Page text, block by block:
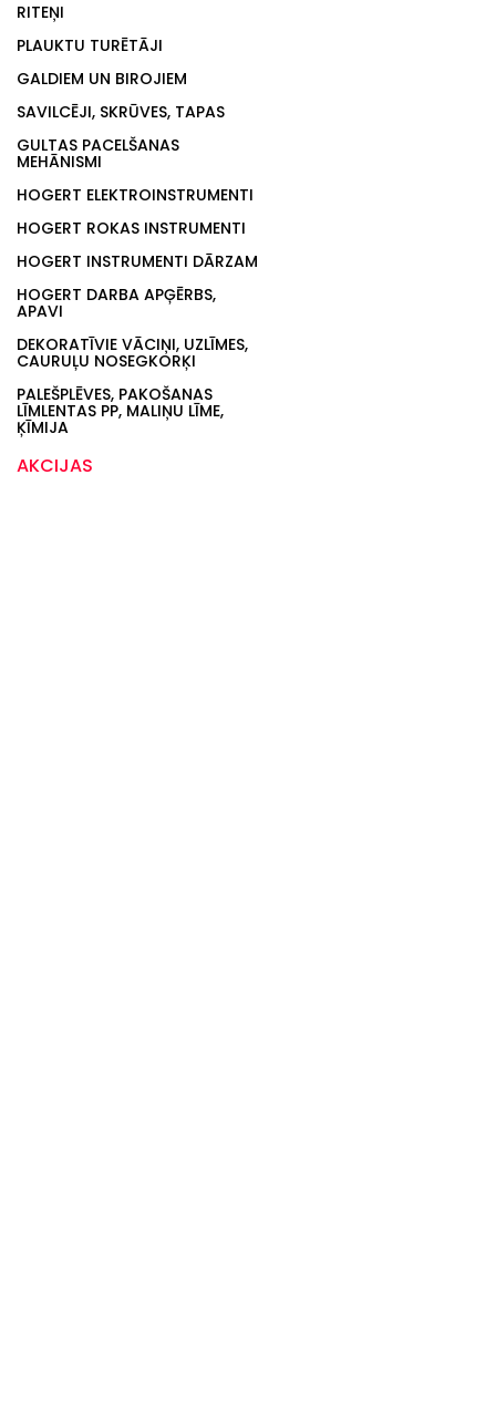
RITEŅI
PLAUKTU TURĒTĀJI
GALDIEM UN BIROJIEM
SAVILCĒJI, SKRŪVES, TAPAS
GULTAS PACELŠANAS
MEHĀNISMI
HOGERT ELEKTROINSTRUMENTI
HOGERT ROKAS INSTRUMENTI
HOGERT INSTRUMENTI DĀRZAM
HOGERT DARBA APĢĒRBS,
APAVI
DEKORATĪVIE VĀCIŅI, UZLĪMES,
CAURUĻU NOSEGKORĶI
PALEŠPLĒVES, PAKOŠANAS
LĪMLENTAS PP, MALIŅU LĪME,
ĶĪMIJA
AKCIJAS